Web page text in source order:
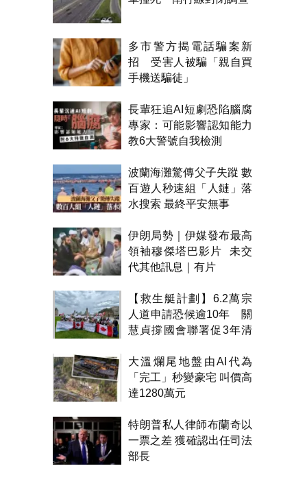
多市警方揭電話騙案新
招 受害人被騙「親自買
手機送騙徒」
長輩狂追AI短劇恐陷腦腐
專家：可能影響認知能力
教6大警號自我檢測
波蘭海灘驚傳父子失蹤 數
百遊人秒速組「人鏈」落
水搜索 最終平安無事
伊朗局勢｜伊媒發布最高
領袖穆傑塔巴影片 未交
代其他訊息｜有片
【救生艇計劃】6.2萬宗
人道申請恐候逾10年 關
慧貞撐國會聯署促3年清
大溫爛尾地盤由AI代為
「完工」秒變豪宅 叫價高
達1280萬元
特朗普私人律師布蘭奇以
一票之差 獲確認出任司法
部長